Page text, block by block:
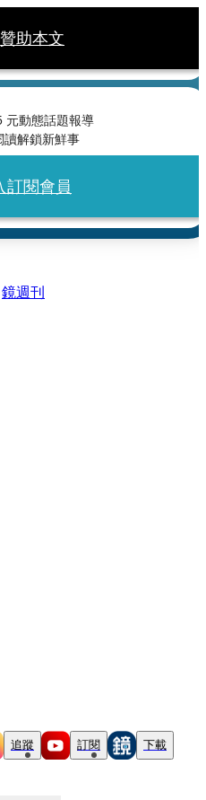
贊助本文
元動態話題報導
讀解鎖新鮮事
訂閱會員
鏡週刊
追蹤 訂閱 下載